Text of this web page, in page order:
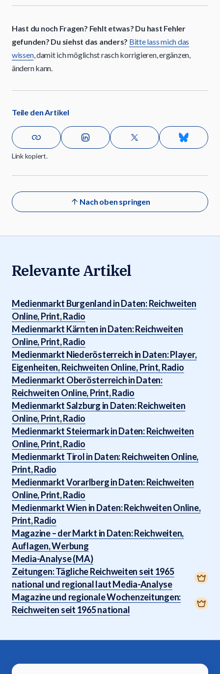
Hast du noch Fragen? Fehlt etwas? Du hast Fehler
gefunden? Du siehst das anders? Bitte lass mich das
wissen, damit ich möglichst rasch korrigieren, ergänzen,
ändern kann.
Teile den Artikel
Link kopiert.
Nach oben springen
Relevante Artikel
Medienmarkt Burgenland in Daten: Reichweiten
Online, Print, Radio
Medienmarkt Kärnten in Daten: Reichweiten
Online, Print, Radio
Medienmarkt Niederösterreich in Daten: Player,
Eigenheiten, Reichweiten Online, Print, Radio
Medienmarkt Oberösterreich in Daten:
Reichweiten Online, Print, Radio
Medienmarkt Salzburg in Daten: Reichweiten
Online, Print, Radio
Medienmarkt Steiermark in Daten: Reichweiten
Online, Print, Radio
Medienmarkt Tirol in Daten: Reichweiten Online,
Print, Radio
Medienmarkt Vorarlberg in Daten: Reichweiten
Online, Print, Radio
Medienmarkt Wien in Daten: Reichweiten Online,
Print, Radio
Magazine – der Markt in Daten: Reichweiten,
Auflagen, Werbung
Media-Analyse (MA)
Zeitungen: Tägliche Reichweiten seit 1965
national und regional laut Media-Analyse
Magazine und regionale Wochenzeitungen:
Reichweiten seit 1965 national